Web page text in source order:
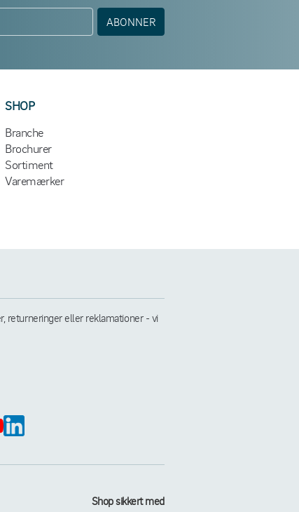
ABONNER
SHOP
Branche
Brochurer
Sortiment
Varemærker
returneringer eller reklamationer - vi
Shop sikkert med